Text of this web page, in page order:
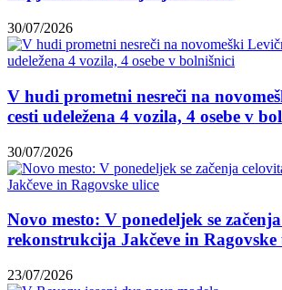
30/07/2026
V hudi prometni nesreči na
cesti udeležena 4 vozila, 4 osebe v
30/07/2026
Novo mesto: V ponedeljek se
rekonstrukcija Jakčeve in Ragovske
23/07/2026